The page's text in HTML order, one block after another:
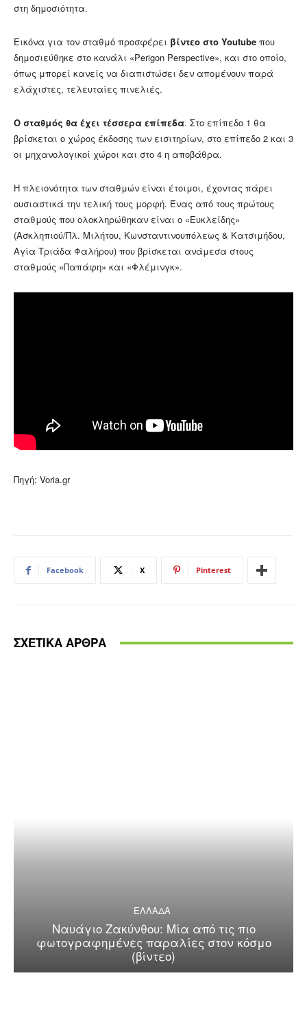
στη δημοσιότητα.
Εικόνα για τον σταθμό προσφέρει βίντεο στο Youtube που
δημοσιεύθηκε στο κανάλι «Perigon Perspective», και στο οποίο,
όπως μπορεί κανείς να διαπιστώσει δεν απομένουν παρά
ελάχιστες, τελευταίες πινελιές.
Ο σταθμός θα έχει τέσσερα επίπεδα. Στο επίπεδο 1 θα
βρίσκεται ο χώρος έκδοσης των εισιτηρίων, στο επίπεδο 2 και 3
οι μηχανολογικοί χώροι και στο 4 η αποβάθρα.
Η πλειονότητα των σταθμών είναι έτοιμοι, έχοντας πάρει
ουσιαστικά την τελική τους μορφή. Ένας από τους πρώτους
σταθμούς που ολοκληρώθηκαν είναι ο «Ευκλείδης»
(Ασκληπιού/Πλ. Μιλήτου, Κωνσταντινουπόλεως & Κατσιμήδου,
Αγία Τριάδα Φαλήρου) που βρίσκεται ανάμεσα στους
σταθμούς «Παπάφη» και «Φλέμινγκ».
Πηγή: Voria.gr
Facebook X Pinterest
ΣΧΕΤΙΚΑ ΑΡΘΡΑ
ΕΛΛΑΔΑ
Ναυάγιο Ζακύνθου: Μία από τις πιο
φωτογραφημένες παραλίες στον κόσμο
(βίντεο)